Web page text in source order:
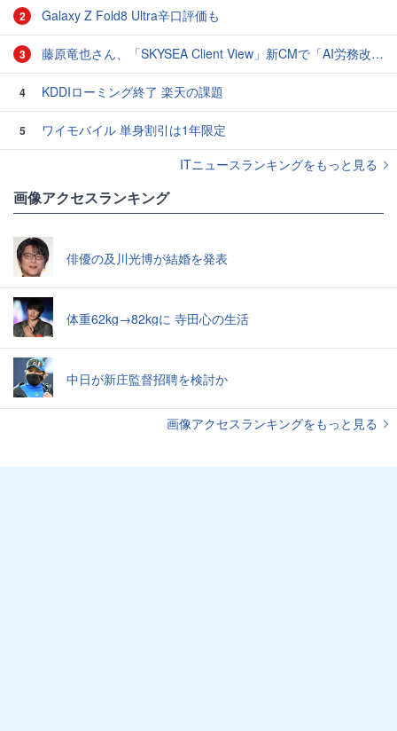
2 Galaxy Z Fold8 Ultra辛口評価も
3 藤原竜也さん、「SKYSEA Client View」新CMで「AI労務改善」をアピール 働き方をAIが分析したら「すぐに休んで」と言われる？
4 KDDIローミング終了 楽天の課題
5
ワイモバイル 単身割引は1年限定
ITニュースランキングをもっと見る
画像アクセスランキング
俳優の及川光博が結婚を発表
体重62kg→82kgに 寺田心の生活
中日が新庄監督招聘を検討か
画像アクセスランキングをもっと見る